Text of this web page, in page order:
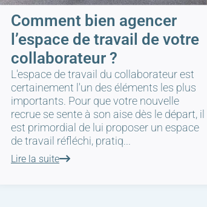
Comment bien agencer
l’espace de travail de votre
collaborateur ?
L'espace de travail du collaborateur est
certainement l'un des éléments les plus
importants. Pour que votre nouvelle
recrue se sente à son aise dès le départ, il
est primordial de lui proposer un espace
de travail réfléchi, pratiq...
Lire la suite